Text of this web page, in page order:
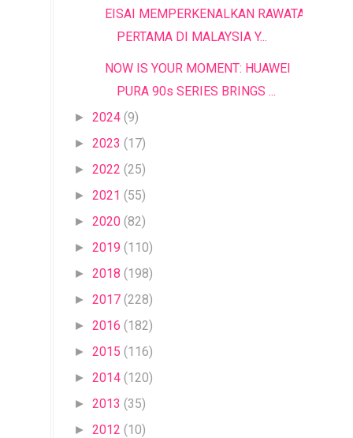
EISAI MEMPERKENALKAN RAWATAN
PERTAMA DI MALAYSIA Y...
NOW IS YOUR MOMENT: HUAWEI
PURA 90s SERIES BRINGS ...
► 2024 (9)
► 2023 (17)
► 2022 (25)
► 2021 (55)
► 2020 (82)
► 2019 (110)
► 2018 (198)
► 2017 (228)
► 2016 (182)
► 2015 (116)
► 2014 (120)
► 2013 (35)
► 2012 (10)